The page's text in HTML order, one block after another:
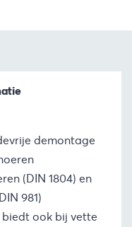
demontage
(DIN 1804) en
981)
ook bij vette